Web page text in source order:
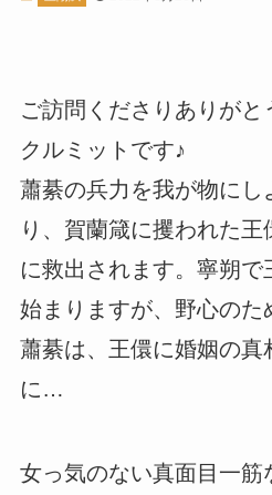
ご訪問くださりありがと
クルミットです♪
蕭綦の兵力を我が物にし
り、賀蘭箴に攫われた
に救出されます。寧朔
始まりますが、野心のた
蕭綦は、王儇に婚姻の真
に…
女っ気のない真面目一筋